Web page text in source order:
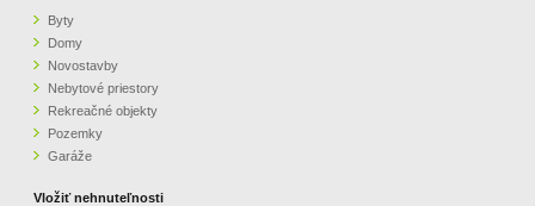
Byty
Domy
Novostavby
Nebytové priestory
Rekreačné objekty
Pozemky
Garáže
Vložiť nehnuteľnosti